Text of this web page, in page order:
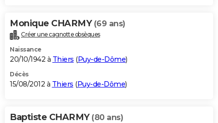
Monique CHARMY (69 ans)
Créer une cagnotte obsèques
Naissance
20/10/1942 à Thiers (Puy-de-Dôme)
Décès
15/08/2012 à Thiers (Puy-de-Dôme)
Baptiste CHARMY (80 ans)